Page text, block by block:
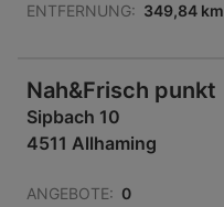
ENTFERNUNG: 349,84 km
Nah&Frisch punkt
Sipbach 10
4511 Allhaming
ANGEBOTE: 0